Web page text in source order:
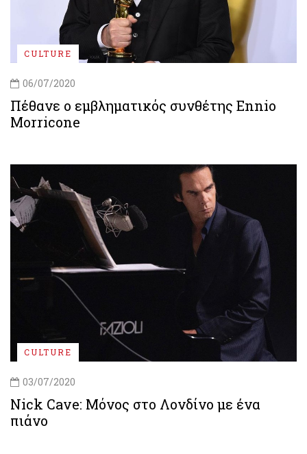
CULTURE
06/07/2020
Πέθανε ο εμβληματικός συνθέτης Ennio
Morricone
CULTURE
03/07/2020
Nick Cave: Μόνος στο Λονδίνο με ένα
πιάνο